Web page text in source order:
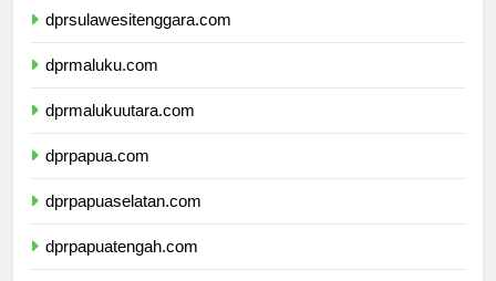
dprsulawesitenggara.com
dprmaluku.com
dprmalukuutara.com
dprpapua.com
dprpapuaselatan.com
dprpapuatengah.com